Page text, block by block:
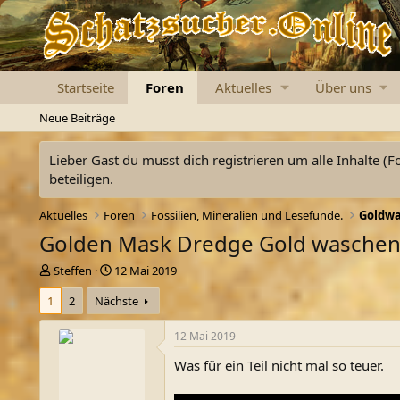
Startseite Foren Aktuelles Über uns
Neue Beiträge
Lieber Gast du musst dich registrieren um alle Inhalte
beteiligen.
Aktuelles Foren Fossilien, Mineralien und Lesefunde.
Golden Mask Dredge Gold waschen
E
r
t
Steffen
E
r
s
t
12 Mai 2019
1
2 Nächste
12 Mai 2019
Was für ein Teil nicht mal so teuer.